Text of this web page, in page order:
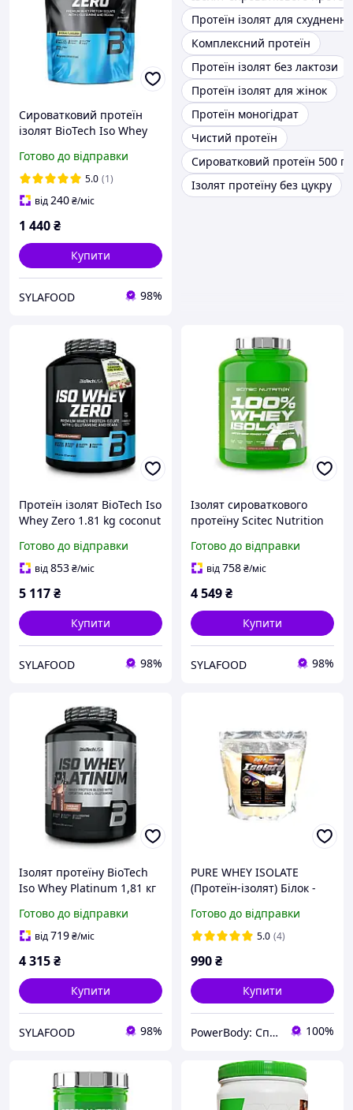
Сироватковий протеїн
ізолят BioTech Iso Whey
Готово до відправки
5.0 (1)
від240₴/міс
1 440₴
Купити
SYLAFOOD 98%
Протеїн ізолят для схуднення
Комплексний протеїн
Протеїн ізолят без лактози
Протеїн ізолят для жінок
Протеїн моногідрат
Чистий протеїн
Сироватковий протеїн 500 г
Ізолят протеїну без цукру
Протеїн ізолят BioTech Iso
Whey Zero 1.81 kg coconut
Готово до відправки
від853₴/міс
5 117₴
Купити
SYLAFOOD 98%
Ізолят сироваткового
протеїну Scitec Nutrition
Ваніль
Готово до відправки
від758₴/міс
4 549₴
Купити
SYLAFOOD 98%
Ізолят протеїну BioTech
Iso Whey Platinum 1,81 кг
білок для росту м'язів
Готово до відправки
від719₴/міс
4 315₴
Купити
SYLAFOOD 98%
PURE WHEY ISOLATE
(Протеїн-ізолят) Білок -
маса+рельєф POLAND 0,9
кг
Готово до відправки
5.0 (4)
990₴
Купити
PowerBody: Спортивное питание Без Переплат 100%